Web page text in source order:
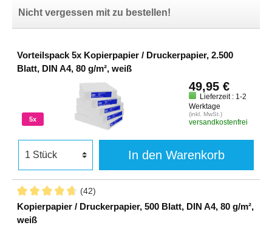
Nicht vergessen mit zu bestellen!
Vorteilspack 5x Kopierpapier / Druckerpapier, 2.500
Blatt, DIN A4, 80 g/m², weiß
5x
49,95 €
Lieferzeit : 1-2
Werktage
(inkl. MwSt.)
versandkostenfrei
In den Warenkorb
(42)
Kopierpapier / Druckerpapier, 500 Blatt, DIN A4, 80 g/m²,
weiß